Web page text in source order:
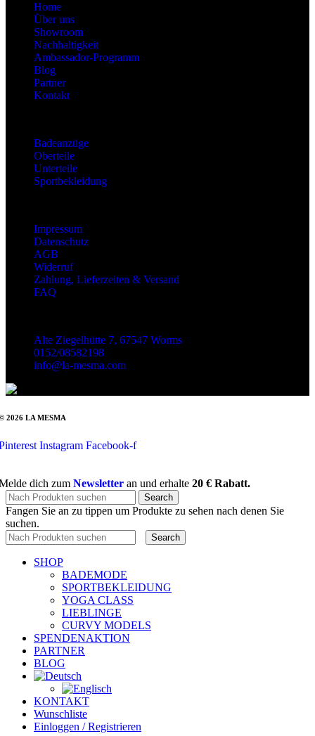
Home
Über uns
Showroom
Nachhaltigkeit
Ambassador-Programm
Blog
Partner
Kontakt
Badeanzüge
Oberteile
Unterteile
Sportbekleidung
Impressum
Datenschutz
AGB
Widerruf
Zahlung, Lieferzeiten & Versand
FAQ
Alte Ziegelhütte 7, 67547 Worms
0152/08582198
info@la-mesma.com
2026 LA MESMA
Instagram Facebook-f
dich zum Newsletter an und erhalte 20 € Rabatt.
Search
Fangen Sie an zu tippen um Produkte zu sehen nach denen Sie
suchen.
Search
SHOP
BADEMODE
SPORTBEKLEIDUNG
YOGA CLASS
LIEBLINGE
CURVY MODELS
SPENDENAKTION
PARTNER
BLOG
KONTAKT
Wunschliste
Einloggen / Registrieren